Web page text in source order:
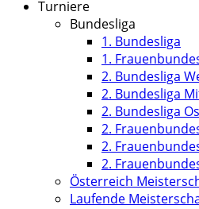
Turniere
Bundesliga
1. Bundesliga
1.
2. Bundesliga
2. Bundesliga
2. Bundesliga
2.
2.
2.
Österreich
Laufende